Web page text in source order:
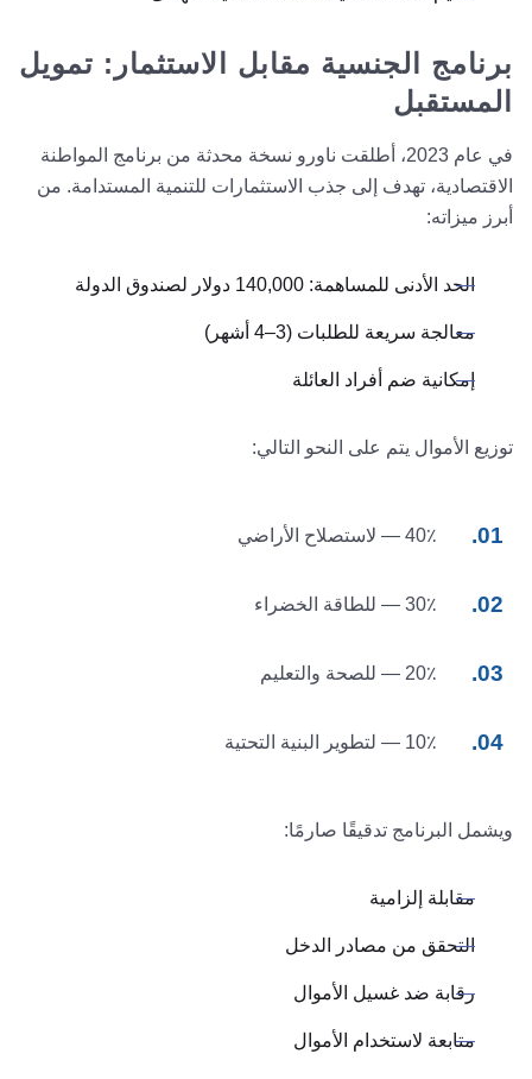
برنامج الجنسية مقابل الاستثمار: تمويل
المستقبل
في عام 2023، أطلقت ناورو نسخة محدثة من برنامج المواطنة
الاقتصادية، تهدف إلى جذب الاستثمارات للتنمية المستدامة. من
أبرز ميزاته:
الحد الأدنى للمساهمة: 140,000 دولار لصندوق الدولة
معالجة سريعة للطلبات (3–4 أشهر)
إمكانية ضم أفراد العائلة
توزيع الأموال يتم على النحو التالي:
40٪ — لاستصلاح الأراضي
30٪ — للطاقة الخضراء
20٪ — للصحة والتعليم
10٪ — لتطوير البنية التحتية
ويشمل البرنامج تدقيقًا صارمًا:
مقابلة إلزامية
التحقق من مصادر الدخل
رقابة ضد غسيل الأموال
متابعة لاستخدام الأموال